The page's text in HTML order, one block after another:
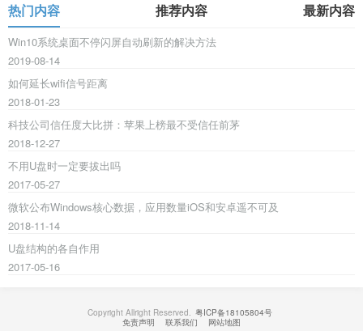
热门内容 推荐内容 最新内容
Win10系统桌面不停闪屏自动刷新的解决方法
2019-08-14
如何延长wifi信号距离
2018-01-23
科技公司信任度大比拼：苹果上榜最不受信任前茅
2018-12-27
不用U盘时一定要拔出吗
2017-05-27
微软公布Windows核心数据，应用数量iOS和安卓遥不可及
2018-11-14
U盘结构的各自作用
2017-05-16
Copyright Allright Reserved. 粤ICP备18105804号
免责声明
联系我们 网站地图